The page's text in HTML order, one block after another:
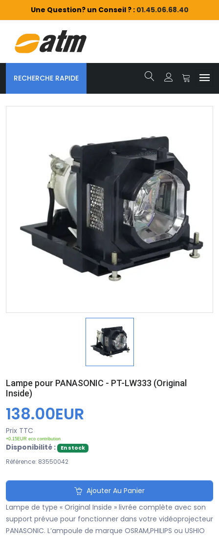
Une Question? un Conseil ? : 01.45.06.68.40
RECHERCHE RAPIDE
Lampe pour PANASONIC - PT-LW333 (Original
Inside)
138.00EUR
Prix TTC
+0.15EUR eco contribution
Disponibilité : En stock
Référence: 83550042
Ajouter Au Panier
Lampe de type « Original Inside » livrée complète avec son
support prévue pour fonctionner dans votre vidéoprojecteur
PANASONIC. L’ampoule de marque OSRAM,PHILIPS ou USHIO